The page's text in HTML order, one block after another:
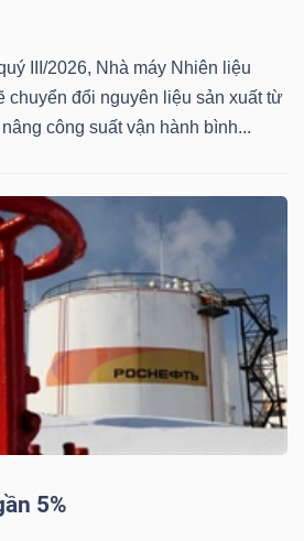
III/2026, Nhà máy Nhiên liệu
chuyển đổi nguyên liệu sản xuất từ
công suất vận hành bình...
5%